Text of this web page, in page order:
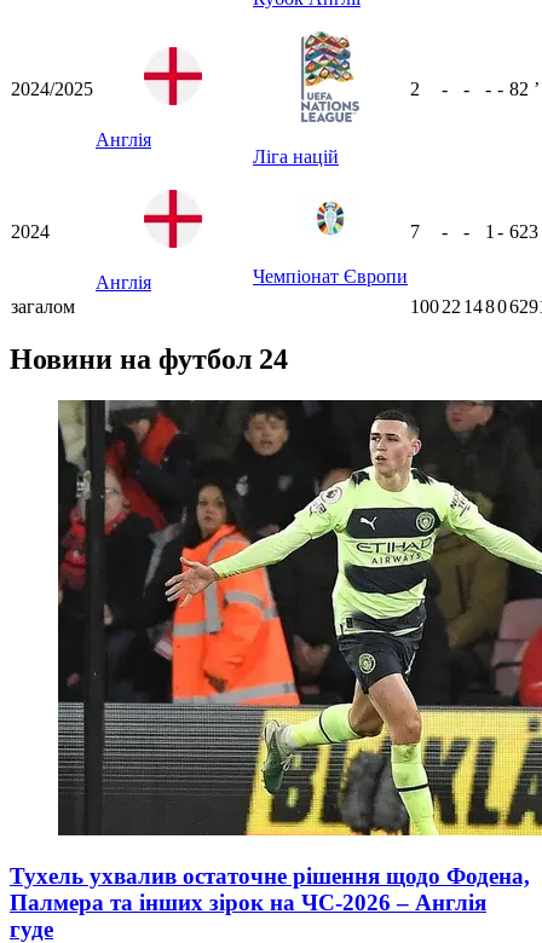
2024/2025
Англія
Ліга націй
2 - - - - 82 ʼ
2024
Англія Чемпіонат Європи
7 - - 1 - 623
загалом 10022 1480
Новини на футбол 24
Тухель ухвалив остаточне рішення щодо Фодена,
Палмера та інших зірок на ЧС-2026 – Англія
гуде